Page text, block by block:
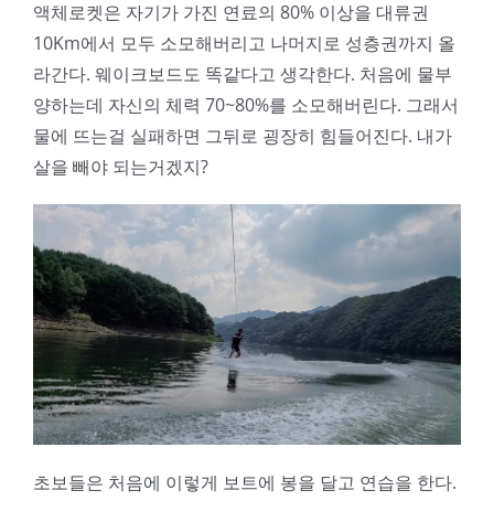
액체로켓은 자기가 가진 연료의 80% 이상을 대류권
10Km에서 모두 소모해버리고 나머지로 성층권까지 올
라간다. 웨이크보드도 똑같다고 생각한다. 처음에 물부
양하는데 자신의 체력 70~80%를 소모해버린다. 그래서
물에 뜨는걸 실패하면 그뒤로 굉장히 힘들어진다. 내가
살을 빼야 되는거겠지?
초보들은 처음에 이렇게 보트에 봉을 달고 연습을 한다.